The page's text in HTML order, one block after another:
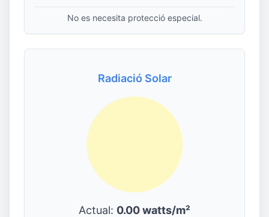
No es necesita protecció especial.
Radiació Solar
Actual: 0.00 watts/m²